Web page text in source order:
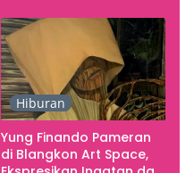
Hiburan
Yung Finando Pameran
di Blangkon Art Space,